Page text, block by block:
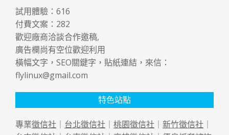
試用體驗： 616
付費文案： 282
歡迎廠商洽談合作邀稿,
廣告欄尚有空位歡迎利用
橫幅文字，SEO關鍵字，貼紙連結，來信：
flylinux@gmail.com
特色站點
專業徵信社 ｜ 台北徵信社 ｜ 桃園徵信社 ｜ 新竹徵信社 ｜